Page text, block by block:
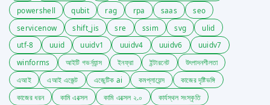
powershell qubit rag rpa saas
seo
servicenow
shift_jis sre ssim svg
ulid
utf-8
uuid uuidv1 uuidv4 uuidv6
uuidv7
winforms
আইটি গভর্ন্যান্স ইনফ্রা ইন্টারনেট
উৎপাদনশীলতা
এআই
এআই এজেন্ট এজেন্টিক ai কমপ্লায়েন্স
কাজের দৃষ্টিভঙ্গি
কাজের ধরন
কামি এক্সেল কামি এক্সেল ২.০
কার্যস্থল সংস্কৃতি